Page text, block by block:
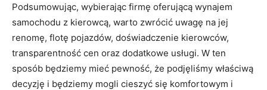
Podsumowując, wybierając⁤ firmę ‌oferującą‍ wynajem
samochodu z kierowcą, warto ⁢zwrócić uwagę na jej
renomę, flotę pojazdów, doświadczenie kierowców,
transparentność⁣ cen oraz dodatkowe usługi. W ten
sposób będziemy ⁢mieć pewność, że podjęliśmy ⁤właściwą
decyzję i będziemy‍ mogli‍ cieszyć ⁢się komfortowym i